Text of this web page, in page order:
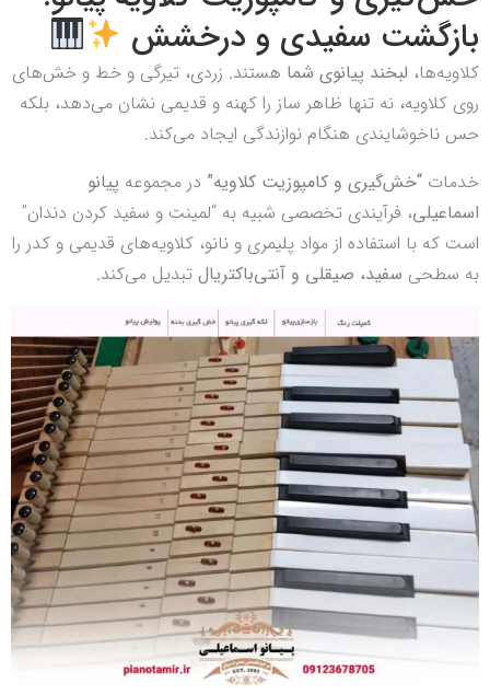
بازگشت سفیدی و درخشش
کلاویه‌ها، لبخند پیانوی شما هستند. زردی، تیرگی و خط و خش‌های
روی کلاویه، نه تنها ظاهر ساز را کهنه و قدیمی نشان می‌دهد، بلکه
حس ناخوشایندی هنگام نوازندگی ایجاد می‌کند.
خدمات “خش‌گیری و کامپوزیت کلاویه” در مجموعه پیانو
اسماعیلی، فرآیندی تخصصی شبیه به “لمینت و سفید کردن دندان”
است که با استفاده از مواد پلیمری و نانو، کلاویه‌های قدیمی و کدر را
به سطحی سفید، صیقلی و آنتی‌باکتریال تبدیل می‌کند.